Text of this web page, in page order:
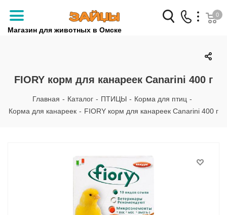
Магазин для животных в Омске
Заказать звонок
+7 (3812) 79-04-04
+7 (950) 959-88-32
0
FIORY корм для канареек Canarini 400 г
Главная - Каталог - ПТИЦЫ - Корма для птиц -
Корма для канареек - FIORY корм для канареек Canarini 400 г